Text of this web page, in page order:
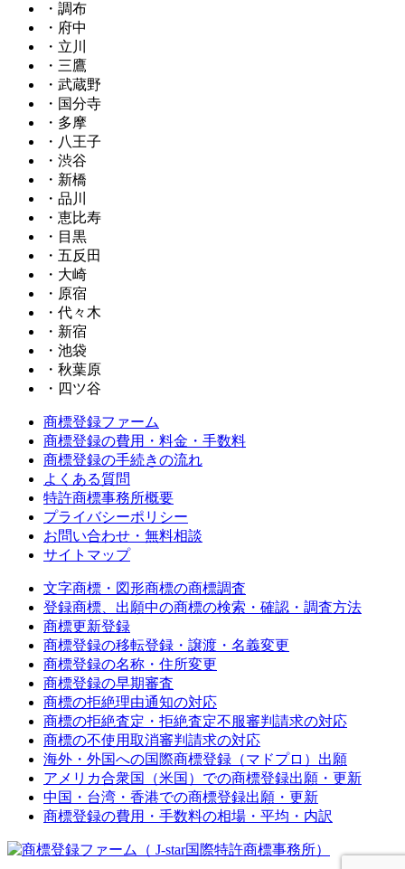
・調布
・府中
・立川
・三鷹
・武蔵野
・国分寺
・多摩
・八王子
・渋谷
・新橋
・品川
・恵比寿
・目黒
・五反田
・大崎
・原宿
・代々木
・新宿
・池袋
・秋葉原
・四ツ谷
商標登録ファーム
商標登録の費用・料金・手数料
商標登録の手続きの流れ
よくある質問
特許商標事務所概要
プライバシーポリシー
お問い合わせ・無料相談
サイトマップ
文字商標・図形商標の商標調査
登録商標、出願中の商標の検索・確認・調査方法
商標更新登録
商標登録の移転登録・譲渡・名義変更
商標登録の名称・住所変更
商標登録の早期審査
商標の拒絶理由通知の対応
商標の拒絶査定・拒絶査定不服審判請求の対応
商標の不使用取消審判請求の対応
海外・外国への国際商標登録（マドプロ）出願
アメリカ合衆国（米国）での商標登録出願・更新
中国・台湾・香港での商標登録出願・更新
商標登録の費用・手数料の相場・平均・内訳